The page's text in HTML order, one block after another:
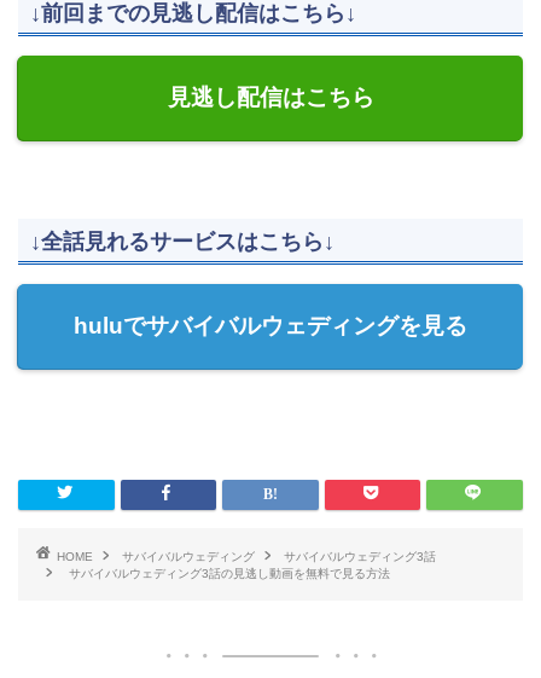
↓前回までの見逃し配信はこちら↓
見逃し配信はこちら
↓全話見れるサービスはこちら↓
huluでサバイバルウェディングを見る
HOME サバイバルウェディング
サバイバルウェディング3話
サバイバルウェディング3話の見逃し動画を無料で見る方法